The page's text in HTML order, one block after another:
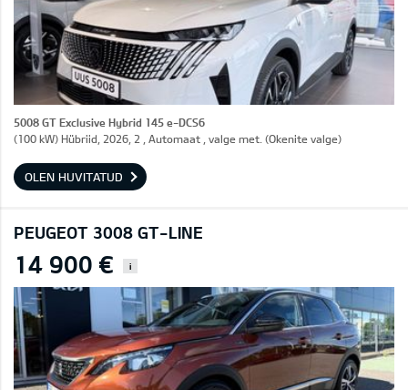
5008 GT Exclusive Hybrid 145 e-DCS6
(100 kW) Hübriid, 2026, 2 , Automaat , valge met. (Okenite valge)
OLEN HUVITATUD
PEUGEOT 3008 GT-LINE
14 900 € i